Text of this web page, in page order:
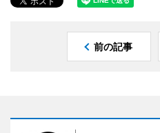
前の記事